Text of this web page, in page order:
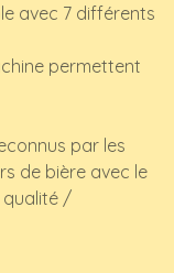
avec 7 différents
permettent
par les
de bière avec le
/